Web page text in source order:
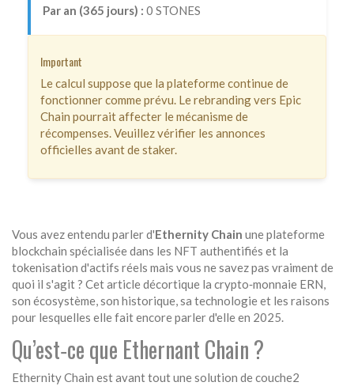
Par an (365 jours) : 0 STONES
Important
Le calcul suppose que la plateforme continue de
fonctionner comme prévu. Le rebranding vers Epic
Chain pourrait affecter le mécanisme de
récompenses. Veuillez vérifier les annonces
officielles avant de staker.
Vous avez entendu parler d'Ethernity Chain une plateforme
blockchain spécialisée dans les NFT authentifiés et la
tokenisation d'actifs réels mais vous ne savez pas vraiment de
quoi il s'agit ? Cet article décortique la crypto‑monnaie ERN,
son écosystème, son historique, sa technologie et les raisons
pour lesquelles elle fait encore parler d'elle en 2025.
Qu’est‑ce que Ethernant Chain ?
Ethernity Chain est avant tout une solution de couche2